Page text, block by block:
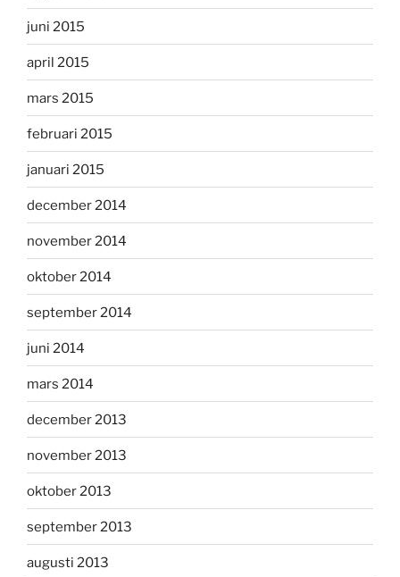
juni 2015
april 2015
mars 2015
februari 2015
januari 2015
december 2014
november 2014
oktober 2014
september 2014
juni 2014
mars 2014
december 2013
november 2013
oktober 2013
september 2013
augusti 2013